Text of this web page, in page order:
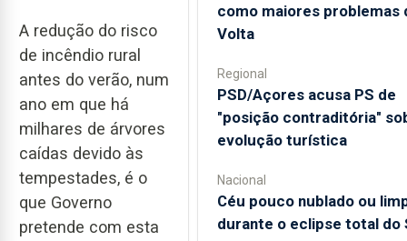
A redução do risco
de incêndio rural
antes do verão, num
ano em que há
milhares de árvores
caídas devido às
tempestades, é o
que Governo
pretende com esta
como maiores problemas
Volta
Regional
PSD/Açores acusa PS de
"posição contraditória"
evolução turística
Nacional
Céu pouco nublado ou
durante o eclipse total do